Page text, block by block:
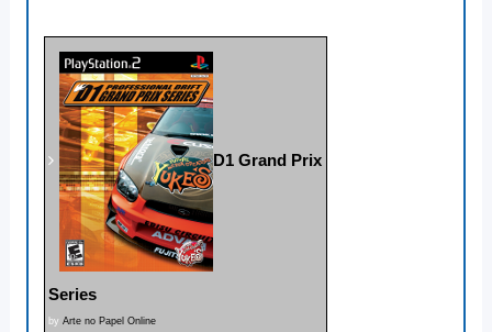
D1 Grand Prix
Series
by Arte no Papel Online